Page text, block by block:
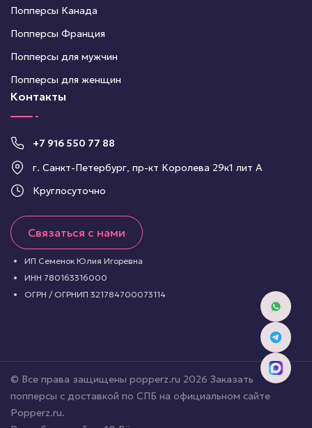
Попперсы Канада
Попперсы Франция
Попперсы для мужчин
Попперсы для женщин
Контакты
+7 916 550 77 88
г. Санкт-Петербург, пр-кт Королева 29к1 лит А
Круглосуточно
Связаться с нами
ИП Семенок Юлия Игоревна
ИНН 780163316000
ОГРН / ОГРНИП 321784700073114
© Все права защищены popperz.ru 2026 Заказать
попперсы с доставкой по СПБ на официальном сайте
Popperz.ru.